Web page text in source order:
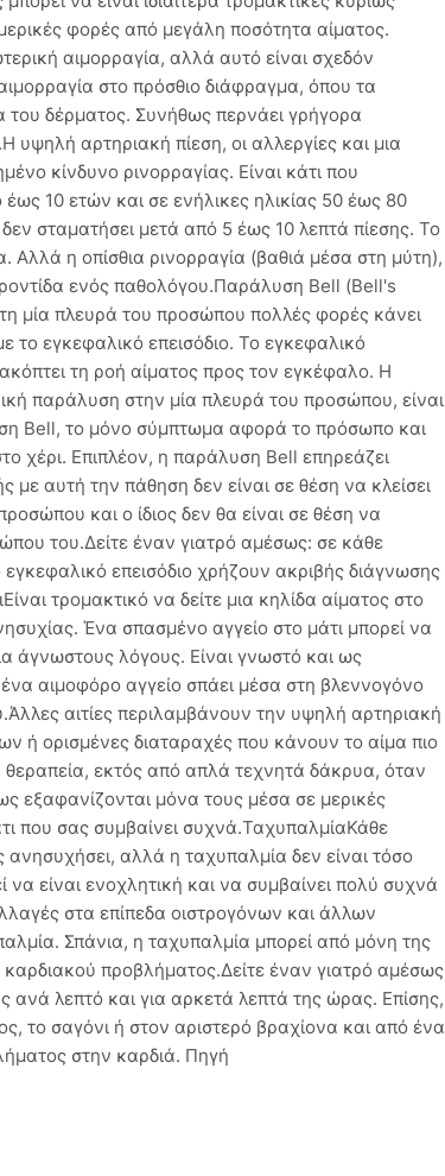
φορές από μεγάλη ποσότητα αίματος.
αιμορραγία, αλλά αυτό είναι σχεδόν
στο πρόσθιο διάφραγμα, όπου τα
του δέρματος. Συνήθως περνάει γρήγορα
αρτηριακή πίεση, οι αλλεργίες και μια
κίνδυνο ρινορραγίας. Είναι κάτι που
έως 10 ετών και σε ενήλικες ηλικίας 50 έως 80
σταματήσει μετά από 5 έως 10 λεπτά πίεσης. Το
Αλλά η οπίσθια ρινορραγία (βαθιά μέσα στη μύτη),
ενός παθολόγου.Παράλυση Bell (Bell's
μία πλευρά του προσώπου πολλές φορές κάνει
εγκεφαλικό επεισόδιο. Το εγκεφαλικό
τη ροή αίματος προς τον εγκέφαλο. Η
παράλυση στην μία πλευρά του προσώπου, είναι
Bell, το μόνο σύμπτωμα αφορά το πρόσωπο και
χέρι. Επιπλέον, η παράλυση Bell επηρεάζει
αυτή την πάθηση δεν είναι σε θέση να κλείσει
και ο ίδιος δεν θα είναι σε θέση να
του.Δείτε έναν γιατρό αμέσως: σε κάθε
επεισόδιο χρήζουν ακριβής διάγνωσης
τρομακτικό να δείτε μια κηλίδα αίματος στο
Ένα σπασμένο αγγείο στο μάτι μπορεί να
άγνωστους λόγους. Είναι γνωστό και ως
αιμοφόρο αγγείο σπάει μέσα στη βλεννογόνο
αιτίες περιλαμβάνουν την υψηλή αρτηριακή
ή ορισμένες διαταραχές που κάνουν το αίμα πιο
εκτός από απλά τεχνητά δάκρυα, όταν
εξαφανίζονται μόνα τους μέσα σε μερικές
που σας συμβαίνει συχνά.ΤαχυπαλμίαΚάθε
αλλά η ταχυπαλμία δεν είναι τόσο
είναι ενοχλητική και να συμβαίνει πολύ συχνά
στα επίπεδα οιστρογόνων και άλλων
Σπάνια, η ταχυπαλμία μπορεί από μόνη της
προβλήματος.Δείτε έναν γιατρό αμέσως
λεπτό και για αρκετά λεπτά της ώρας. Επίσης,
το σαγόνι ή στον αριστερό βραχίονα και από ένα
στην καρδιά. Πηγή